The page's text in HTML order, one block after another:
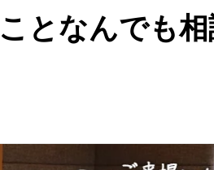
となんでも相